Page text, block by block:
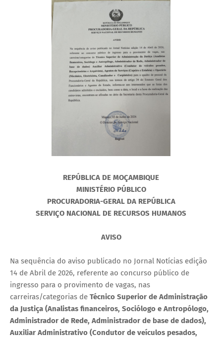
REPÚBLICA DE MOÇAMBIQUE
MINISTÉRIO PÚBLICO
PROCURADORIA-GERAL DA REPÚBLICA
SERVIÇO NACIONAL DE RECURSOS HUMANOS
AVISO
Na sequência do aviso publicado no Jornal Notícias edição
14 de Abril de 2026, referente ao concurso público de
ingresso para o provimento de vagas, nas
carreiras/categorias de Técnico Superior de Administração
da Justiça (Analistas financeiros, Sociólogo e Antropólogo,
Administrador de Rede, Administrador de base de dados),
Auxiliar Administrativo (Condutor de veículos pesados,